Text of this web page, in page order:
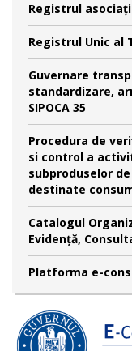
Registrul
Registrul Unic al
Guvernare
standardizare,
SIPOCA 35
Procedura de
si control a
subproduselor
destinate
Catalogul
Evidență,
Platforma e-